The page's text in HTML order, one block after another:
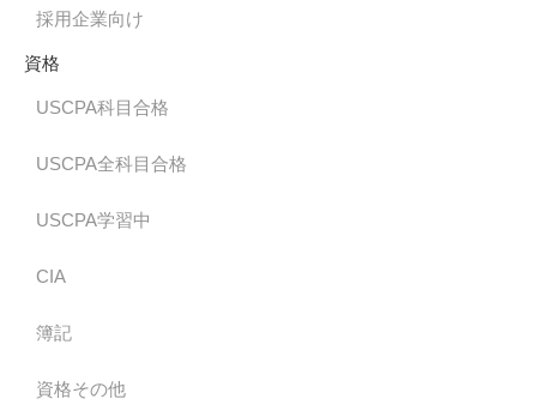
採用企業向け
資格
USCPA科目合格
USCPA全科目合格
USCPA学習中
CIA
簿記
資格その他